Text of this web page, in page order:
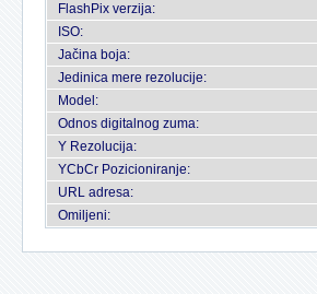
FlashPix verzija:
ISO:
Jačina boja:
Jedinica mere rezolucije:
Model:
Odnos digitalnog zuma:
Y Rezolucija:
YCbCr Pozicioniranje:
URL adresa:
Omiljeni: